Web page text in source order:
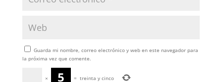
Guarda mi nombre, correo electrónico y web en este navegador para
la próxima vez que comente.
× = treinta y cinco